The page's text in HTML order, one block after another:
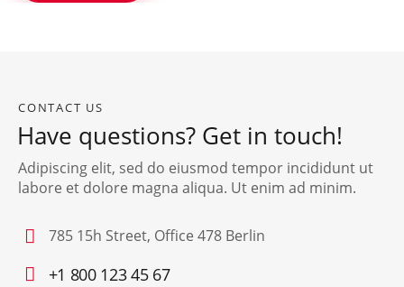
CONTACT US
Have questions? Get in touch!
Adipiscing elit, sed do eiusmod tempor incididunt ut
labore et dolore magna aliqua. Ut enim ad minim.
785 15h Street, Office 478 Berlin
+1 800 123 45 67